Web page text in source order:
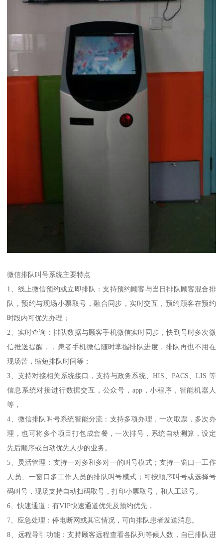
微信排队叫号系统主要特点
1、线上微信预约或立即排队：支持预约顾客与当日排队顾客混合排
队，预约与现场小票取号，融合同步，实时交互，预约顾客在预约
时段内可优先办理；
2、实时查询：排队数据与顾客手机微信实时同步，快到号时多次微
信推送提醒，，患者手机微信随时掌握排队进度，排队再也不用在
现场苦，缩短排队时间等；
3、支持对接相关系统接口，支持与政务系统、HIS、PACS、LIS 等
信息系统对接进行数据交互，公众号，app，小程序，智能机器人
等，
4、微信排队叫号系统智能分流：支持多项办理，一次取票，多次办
理，也可将多个项目打包成套餐，一次排号，系统自动测算，设定
先后顺序或自动优先人少的业务。
5、灵活管理：支持一对多和多对一的叫号模式；支持一窗口一工作
人员、一窗口多工作人员的排队叫号模式；可按顺序叫号或选择号
码叫号，现场支持自动扫码取号，打印小票取号，和人工派号。
6、快速通道：有VIP快速通道优先及预约优先，
7、应急处理：停电断网或其它情况，可向排队患者发送消息。
8、远程导引功能：支持顾客远程查看各队列等候人数，自已排队进